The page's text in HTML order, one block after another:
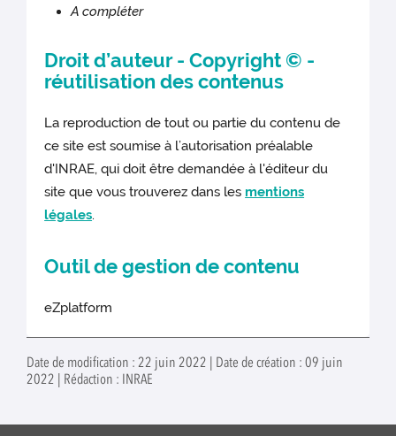
A compléter
Droit d’auteur - Copyright © -
réutilisation des contenus
La reproduction de tout ou partie du contenu de
ce site est soumise à l’autorisation préalable
d'INRAE, qui doit être demandée à l'éditeur du
site que vous trouverez dans les mentions
légales.
Outil de gestion de contenu
eZplatform
Date de modification : 22 juin 2022 | Date de création : 09 juin
2022 | Rédaction : INRAE